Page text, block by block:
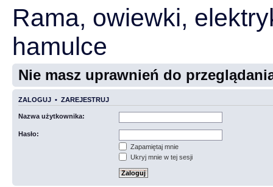
Rama, owiewki,
hamulce
Nie masz uprawnień do
ZALOGUJ • ZAREJESTRUJ
Nazwa użytkownika:
Hasło:
Zapamiętaj mnie
Ukryj mnie w tej sesji